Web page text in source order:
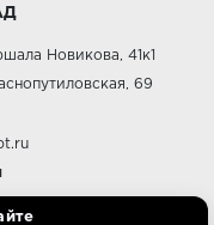
Новикова, 41к1
69